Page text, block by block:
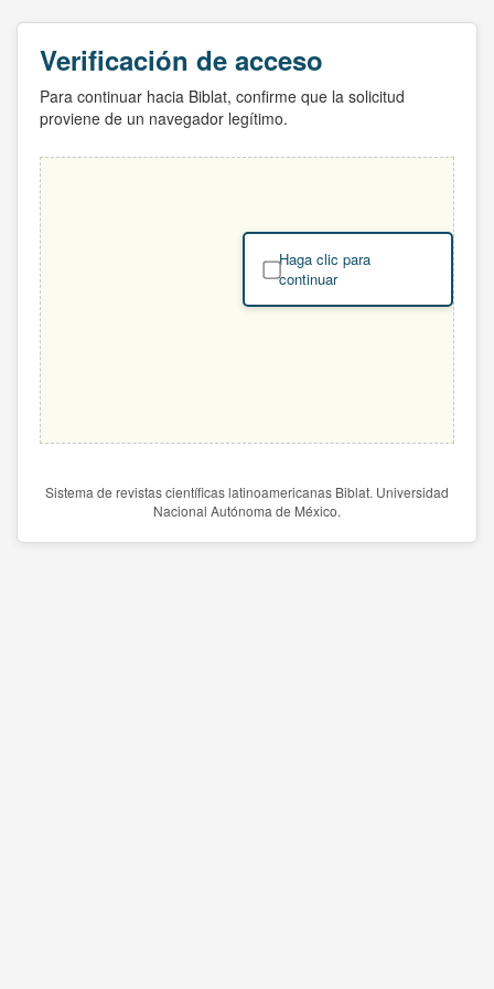
Verificación de acceso
Para continuar hacia Biblat, confirme que la solicitud
proviene de un navegador legítimo.
Haga clic para
continuar
Sistema de revistas científicas latinoamericanas Biblat. Universidad
Nacional Autónoma de México.